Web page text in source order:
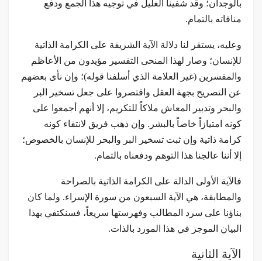
بالوجدان؛ وقد شفينا الغليل في توجيه هذا الجمع ودفع
منافاته بالتمام.
وعليه، يستقر لنا دلالة الآية الشريفة على الكرامة الذاتية
للإنسان؛ وصار لهذا المنحى التفسير مؤيدون من الأعاظم
والمفسرين (غير العلامة الذي أسلفنا قوله)؛ وإن نأى بعضهم
عن التصريح بجهة العقل واقتصروا على جعل تسخير البر
والبحر وتدبير المعاش ملاكاً للتكريم، إلا أنهم أجمعوا على
كونه امتيازاً خاصاً بالبشر. وإن ذهب فريق لانتفاء كونه
كرامة ذاتية وإن ثبت تسخير البر والبحر للإنسان بالخصوص؛
إلا أننا عالجنا هذا التوهم ودفعناه بالتمام.
فالآية الأولى الدالة على الكرامة الذاتية بالصراحة
والمطابقة، هي الآية السبعون من سورة الإسراء. ولما كان
بناؤنا على سرد المطالب وفهرستها سريعاً، فسنكتفي بهذا
البيان الموجز في هذا المورد بالذات.
الآية الثانية